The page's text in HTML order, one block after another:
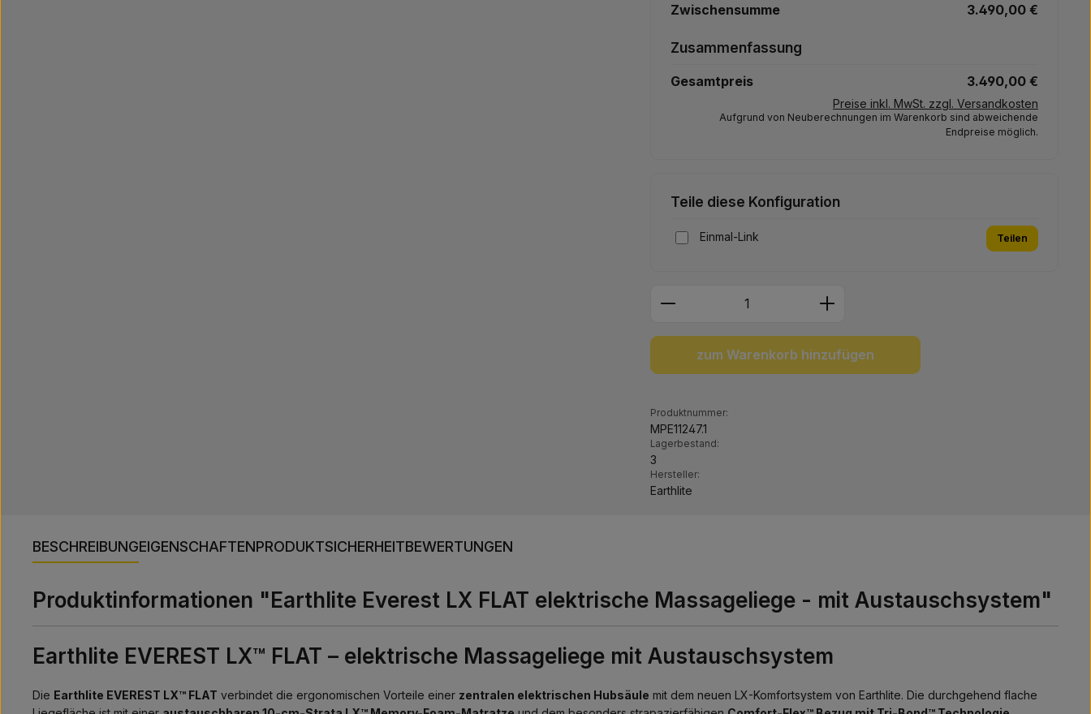
Zwischensumme 3.490,00 €
Zusammenfassung
Gesamtpreis 3.490,00 €
Preise inkl. MwSt. zzgl. Versandkosten
Aufgrund von Neuberechnungen im Warenkorb sind abweichende
Endpreise möglich.
Teile diese Konfiguration
Einmal-Link Teilen
Produkt Anzahl: Gib den gewünschten Wert
zum Warenkorb hinzufügen
Produktnummer:
MPE11247.1
Lagerbestand:
3
Hersteller:
Earthlite
BESCHREIBUNGEIGENSCHAFTENPRODUKTSICHERHEITBEWERTUNGEN
Produktinformationen "Earthlite Everest LX FLAT elektrische Massageliege - mit Austauschsystem"
Earthlite EVEREST LX™ FLAT – elektrische Massageliege mit Austauschsystem
Die Earthlite EVEREST LX™ FLAT verbindet die ergonomischen Vorteile einer zentralen elektrischen Hubsäule mit dem neuen LX-Komfortsystem von Earthlite. Die durchgehend flache